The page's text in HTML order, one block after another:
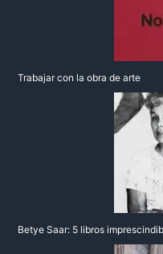
Trabajar con la obra de arte
Betye Saar: 5 libros